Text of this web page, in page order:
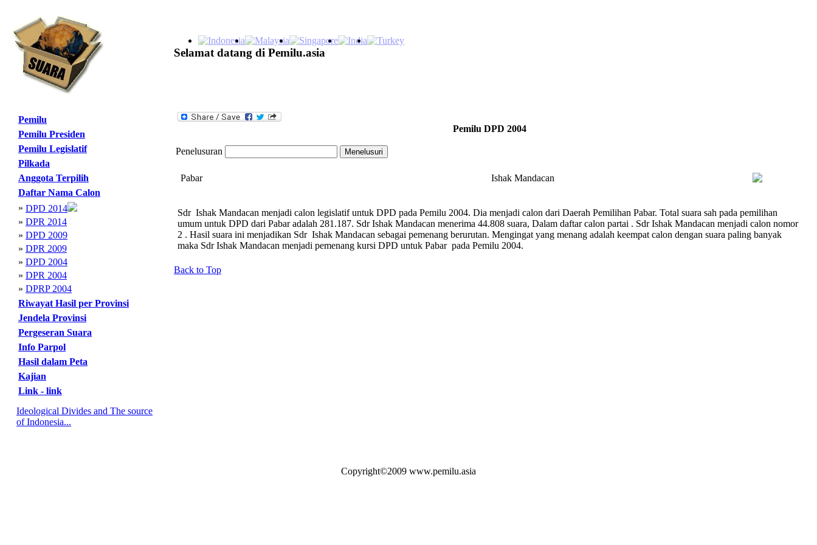
Selamat datang di Pemilu.asia
Pemilu
Pemilu Presiden
Pemilu Legislatif
Pilkada
Anggota Terpilih
Daftar Nama Calon
» DPD 2014
» DPR 2014
» DPD 2009
» DPR 2009
» DPD 2004
» DPR 2004
» DPRP 2004
Riwayat Hasil per Provinsi
Jendela Provinsi
Pergeseran Suara
Info Parpol
Hasil dalam Peta
Kajian
Link - link
Ideological Divides and The source
of Indonesia...
Pemilu DPD 2004
Penelusuran
Pabar Ishak Mandacan
Sdr Ishak Mandacan menjadi calon legislatif untuk DPD pada Pemilu 2004. Dia menjadi calon dari Daerah Pemilihan Pabar. Total suara sah pada pemilihan
umum untuk DPD dari Pabar adalah 281.187. Sdr Ishak Mandacan menerima 44.808 suara, Dalam daftar calon partai . Sdr Ishak Mandacan menjadi calon nomor
2 . Hasil suara ini menjadikan Sdr Ishak Mandacan sebagai pemenang berurutan. Mengingat yang menang adalah keempat calon dengan suara paling banyak
maka Sdr Ishak Mandacan menjadi pemenang kursi DPD untuk Pabar pada Pemilu 2004.
Back to Top
Copyright©2009 www.pemilu.asia